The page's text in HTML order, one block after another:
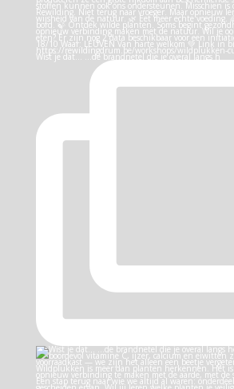
Wist je dat… …de brandnetel die je overal langs h